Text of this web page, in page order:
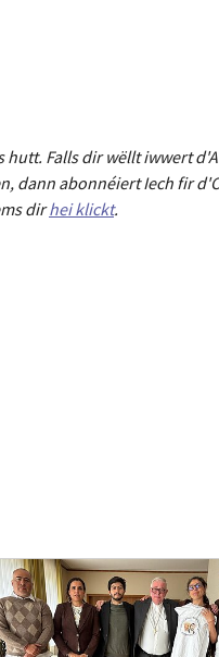
hutt. Falls dir wëllt iwwert
dann abonnéiert Iech fir
dirhei klickt.